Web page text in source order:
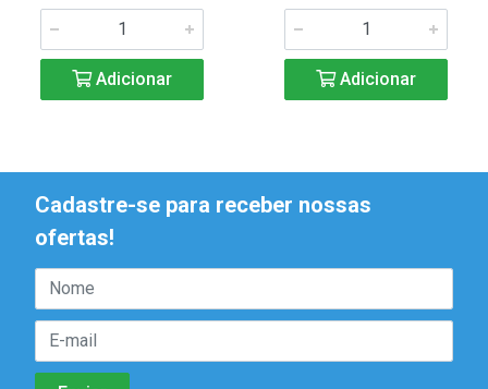
Adicionar Adicionar
Cadastre-se para receber nossas
ofertas!